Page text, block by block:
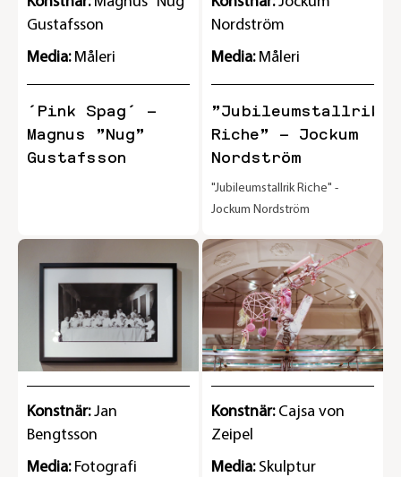
Gustafsson
Media: Måleri
´Pink Spag´ –
Magnus ”Nug”
Gustafsson
Nordström
Media: Måleri
”Jubileumstallrik
Riche” – Jockum
Nordström
"Jubileumstallrik Riche" -
Jockum Nordström
Konstnär:Jan
Bengtsson
Media: Fotografi
Konstnär: Cajsa von
Zeipel
Media: Skulptur